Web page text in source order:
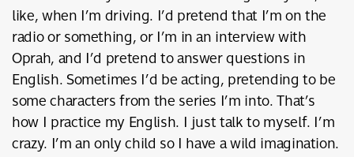
like, when I’m driving. I’d pretend that I’m on the
radio or something, or I’m in an interview with
Oprah, and I’d pretend to answer questions in
English. Sometimes I’d be acting, pretending to be
some characters from the series I’m into. That’s
how I practice my English. I just talk to myself. I’m
crazy. I’m an only child so I have a wild imagination.